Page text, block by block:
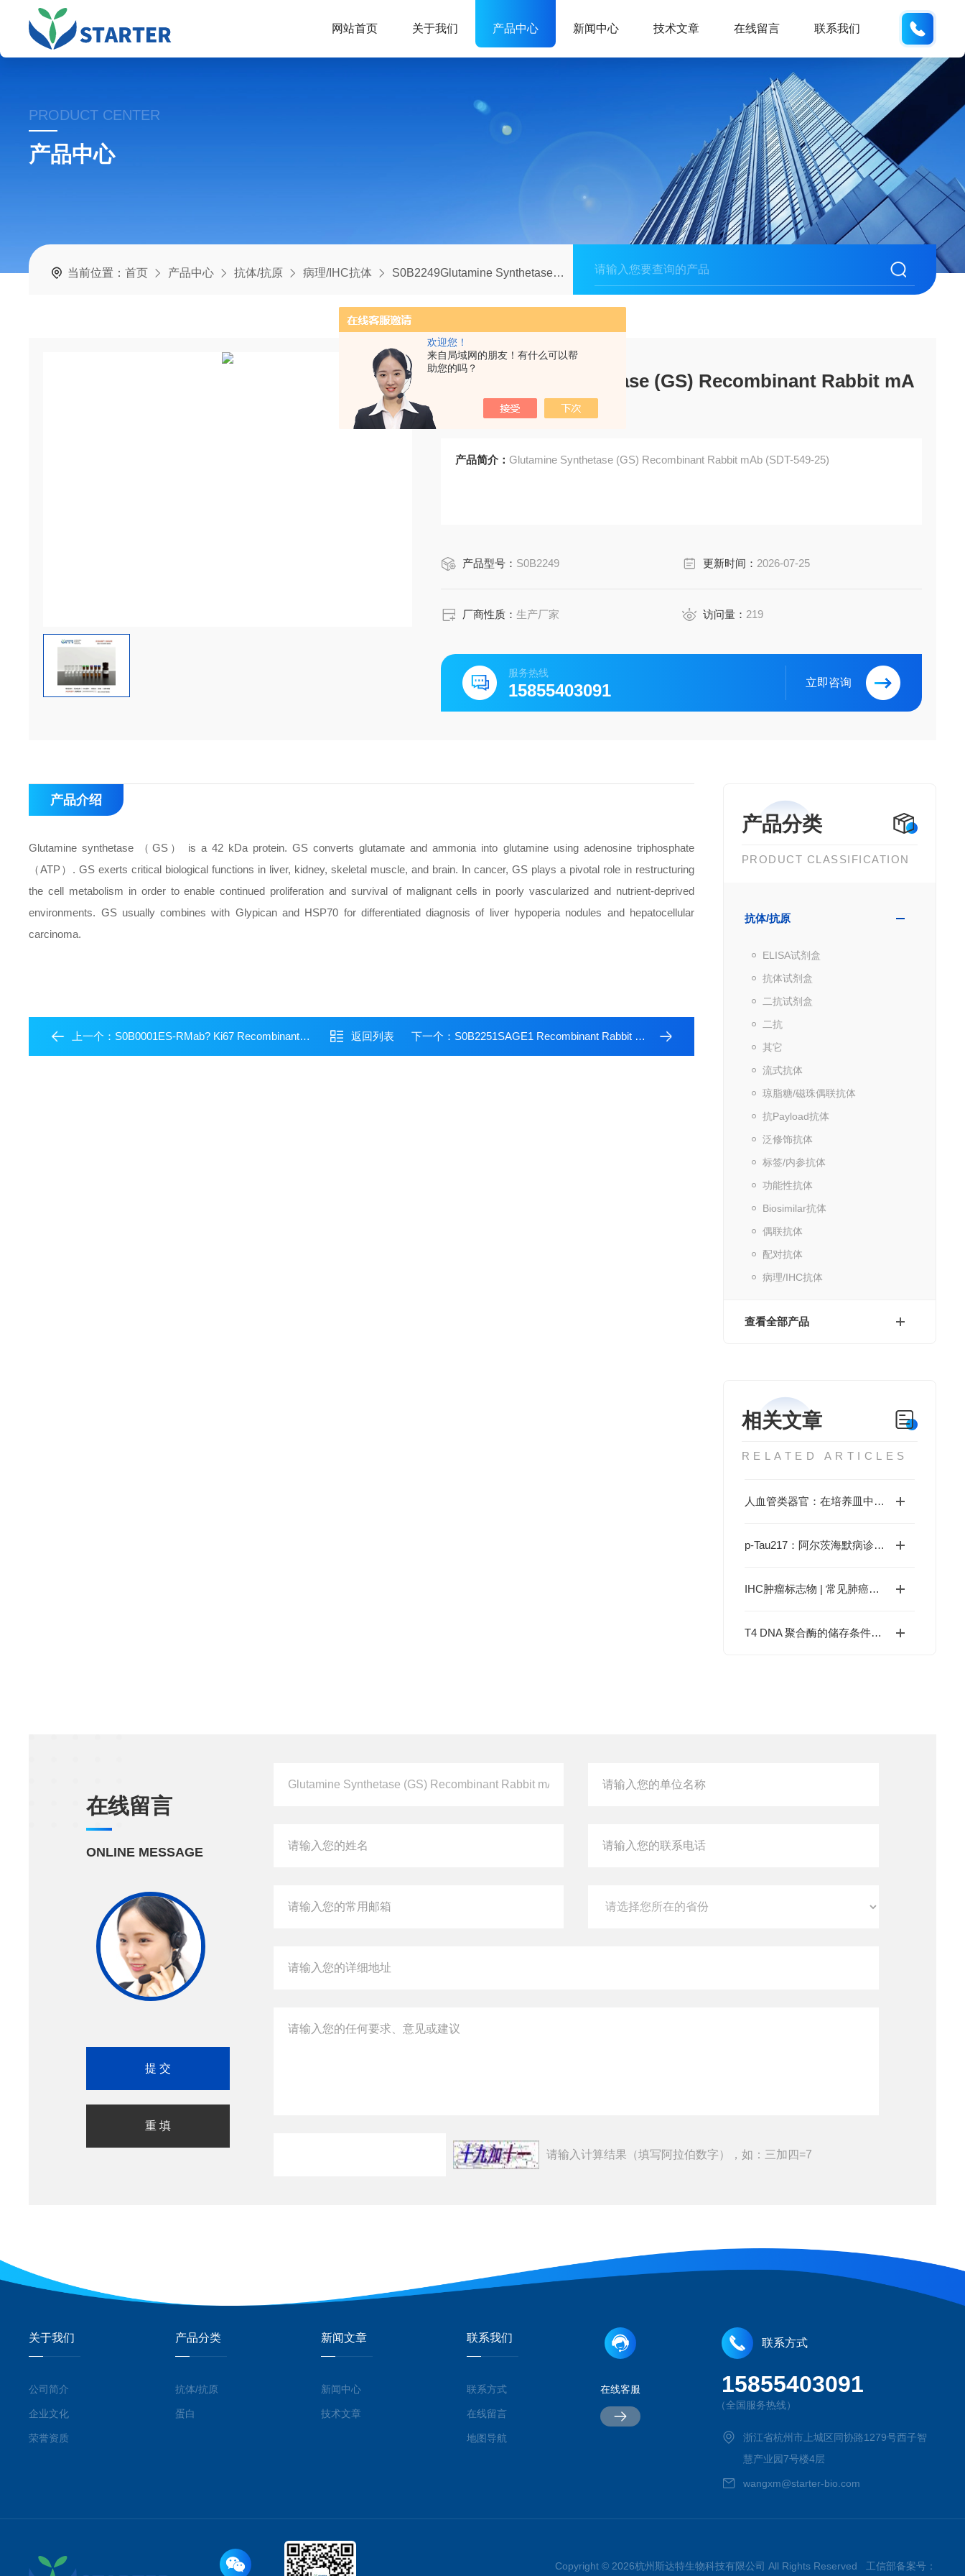
欢迎您！
来自局域网的朋友！有什么可以帮
助您的吗？
网站首页 关于我们 产品中心 新闻中心 技术文章 在线留言 联系我们
PRODUCT CENTER
产品中心
当前位置：首页 产品中心 抗体/抗原 病理/IHC抗体 S0B2249Glutamine Synthetase (GS) Recombinant Rabbit mAb (SDT-549-25)
Glutamine Synthetase (GS) Recombinant Rabbit mA
b (SDT-549-25)
产品简介： Glutamine Synthetase (GS) Recombinant Rabbit mAb (SDT-549-25)
产品型号： S0B2249 更新时间： 2026-07-25
厂商性质：生产厂家 访问量： 219
服务热线
15855403091 立即咨询
产品分类
PRODUCT CLASSIFICATION
抗体/抗原
ELISA试剂盒
抗体试剂盒
二抗试剂盒
二抗
其它
流式抗体
琼脂糖/磁珠偶联抗体
抗Payload抗体
泛修饰抗体
标签/内参抗体
功能性抗体
Biosimilar抗体
偶联抗体
配对抗体
病理/IHC抗体
查看全部产品
相关文章
RELATED ARTICLES
人血管类器官：在培养皿中构建生命脉管系统的革命性模型
p-Tau217：阿尔茨海默病诊断与预防的革命性突破
IHC肿瘤标志物 | 常见肺癌诊断
T4 DNA 聚合酶的储存条件、热失活参数与反应体系优化
产品介绍
Glutamine synthetase （GS） is a 42 kDa protein. GS converts glutamate and ammonia into glutamine using adenosine triphosphate
（ATP）. GS exerts critical biological functions in liver, kidney, skeletal muscle, and brain. In cancer, GS plays a pivotal role in restructuring
the cell metabolism in order to enable continued proliferation and survival of malignant cells in poorly vascularized and nutrient-deprived
environments. GS usually combines with Glypican and HSP70 for differentiated diagnosis of liver hypoperia nodules and hepatocellular
carcinoma.
上一个： S0B0001ES-RMab? Ki67 Recombinant Rabbit mAb (SDT-10002) 返回列表 下一个： S0B2251SAGE1 Recombinant Rabbit mAb (SDT-317-60)
在线留言
ONLINE MESSAGE
请输入计算结果（填写阿拉伯数字），如：三加四=7
关于我们
公司简介
企业文化
荣誉资质
产品分类
抗体/抗原
蛋白
新闻文章
新闻中心
技术文章
联系我们
联系方式
在线留言
地图导航
在线客服
联系方式
15855403091
（全国服务热线）
浙江省杭州市上城区同协路1279号西子智
慧产业园7号楼4层
wangxm@starter-bio.com
Copyright © 2026杭州斯达特生物科技有限公司 All Rights Reserved 工信部备案号：